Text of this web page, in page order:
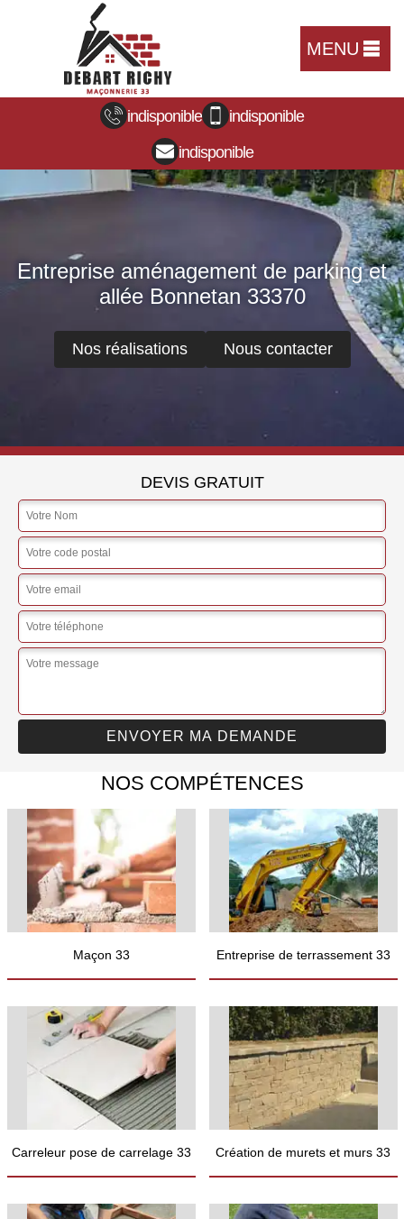
MENU
indisponible
indisponible
indisponible
Entreprise aménagement de parking et
allée Bonnetan 33370
Nos réalisations Nous contacter
DEVIS GRATUIT
NOS COMPÉTENCES
Maçon 33 Entreprise de terrassement 33
Carreleur pose de carrelage 33 Création de murets et murs 33